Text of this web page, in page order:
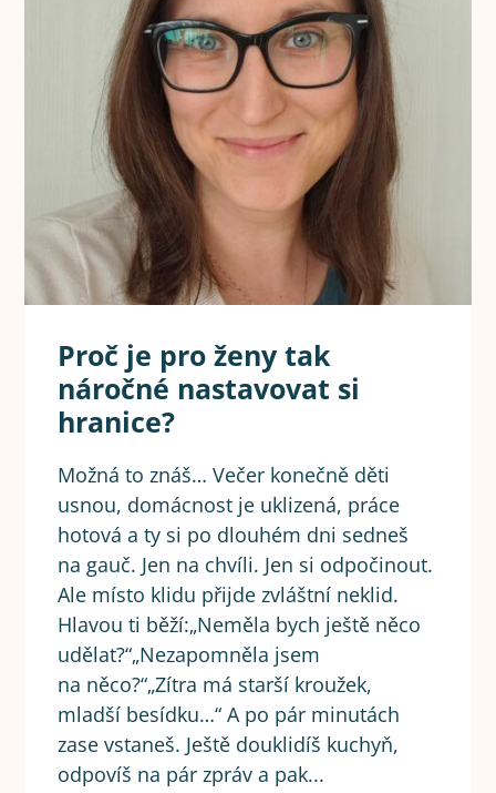
Proč je pro ženy tak
náročné nastavovat si
hranice?
Možná to znáš… Večer konečně děti
usnou, domácnost je uklizená, práce
hotová a ty si po dlouhém dni sedneš
na gauč. Jen na chvíli. Jen si odpočinout.
Ale místo klidu přijde zvláštní neklid.
Hlavou ti běží:„Neměla bych ještě něco
udělat?“„Nezapomněla jsem
na něco?“„Zítra má starší kroužek,
mladší besídku…“ A po pár minutách
zase vstaneš. Ještě douklidíš kuchyň,
odpovíš na pár zpráv a pak...